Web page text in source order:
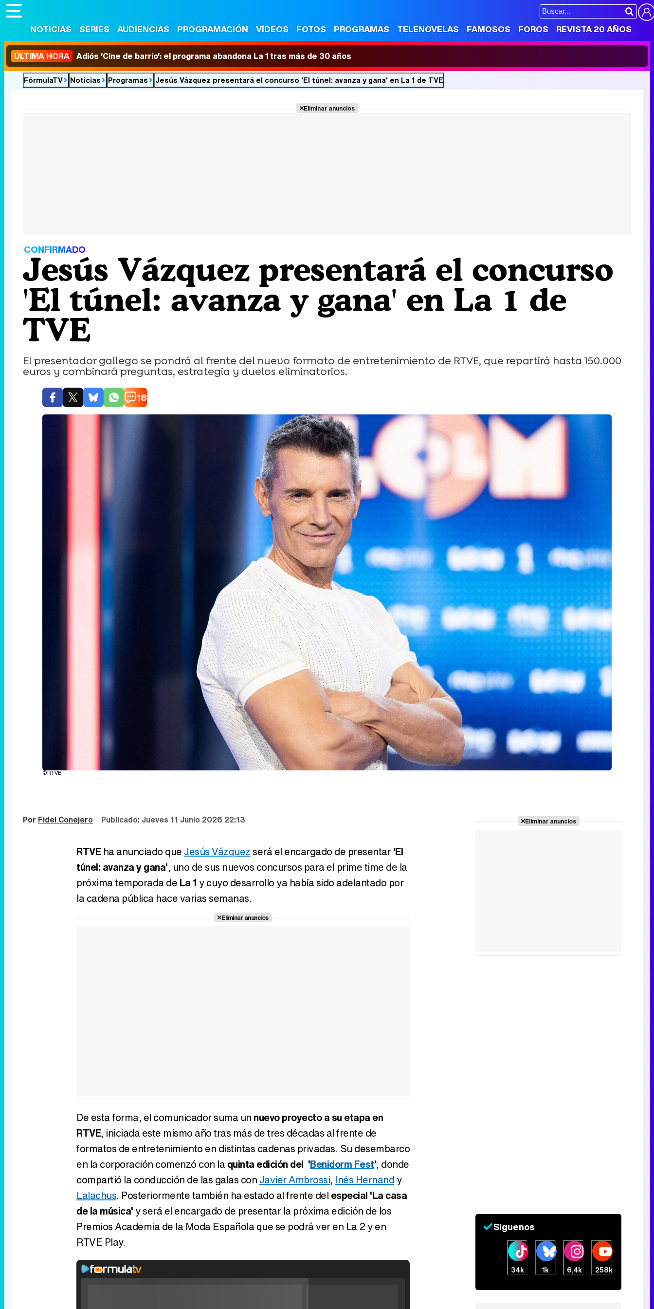
NOTICIAS SERIES AUDIENCIAS PROGRAMACIÓN VÍDEOS FOTOS PROGRAMAS TELENOVELAS FAMOSOS FOROS REVISTA 20 AÑOS
ÚLTIMA HORA Adiós 'Cine de barrio': el programa abandona La 1 tras más de 30 años
FórmulaTV Noticias Programas Jesús Vázquez presentará el concurso 'El túnel: avanza y gana' en La 1 de TVE
Eliminar anuncios
CONFIRMADO
Jesús Vázquez presentará el concurso
'El túnel: avanza y gana' en La 1 de
TVE
El presentador gallego se pondrá al frente del nuevo formato de entretenimiento de RTVE, que repartirá hasta 150.000
euros y combinará preguntas, estrategia y duelos eliminatorios.
18
©RTVE
Por Fidel Conejero | Publicado: Jueves 11 Junio 2026 22:13
RTVEha anunciado que Jesús Vázquezserá el encargado de presentar'El
túnel: avanza y gana', uno de sus nuevos concursos para el prime time de la
próxima temporada de La 1 y cuyo desarrollo ya había sido adelantado por
la cadena pública hace varias semanas.
Eliminar anuncios
De esta forma, el comunicador suma un nuevo proyecto a su etapa en
RTVE, iniciada este mismo año tras más de tres décadas al frente de
formatos de entretenimiento en distintas cadenas privadas. Su desembarco
en la corporación comenzó con la quinta edición del 'Benidorm Fest', donde
compartió la conducción de las galas con Javier Ambrossi, Inés Hernand y
Lalachus. Posteriormente también ha estado al frente del especial 'La casa
de la música' y será el encargado de presentar la próxima edición de los
Premios Academia de la Moda Española que se podrá ver en La 2 y en
RTVE Play.
Eliminar anuncios
Síguenos
34k 1k 6,4k 258k